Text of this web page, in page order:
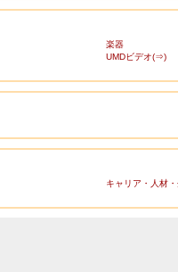
楽器
UMDビデオ(⇒)
キャリア・人材